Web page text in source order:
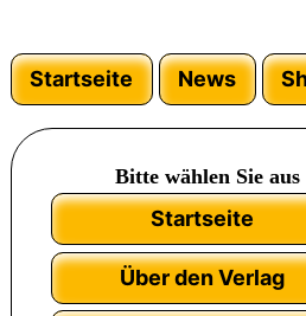
Startseite News
Bitte wählen Sie aus
Startseite
Über den Verlag